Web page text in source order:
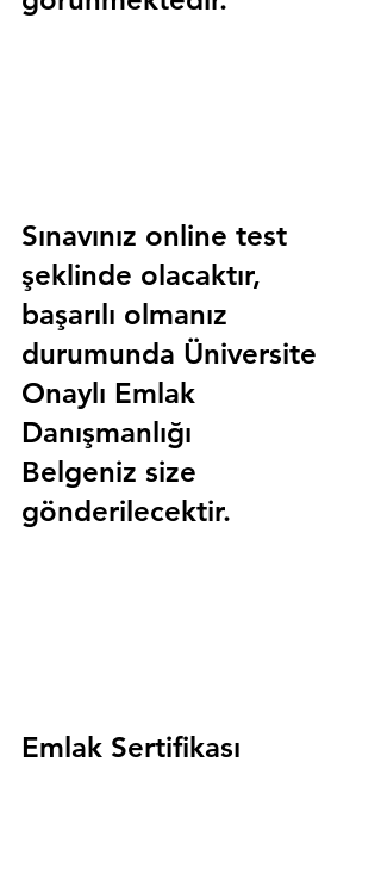
Sınavınız online test
şeklinde olacaktır,
başarılı olmanız
durumunda Üniversite
Onaylı Emlak
Danışmanlığı
Belgeniz size
gönderilecektir.
Emlak Sertifikası